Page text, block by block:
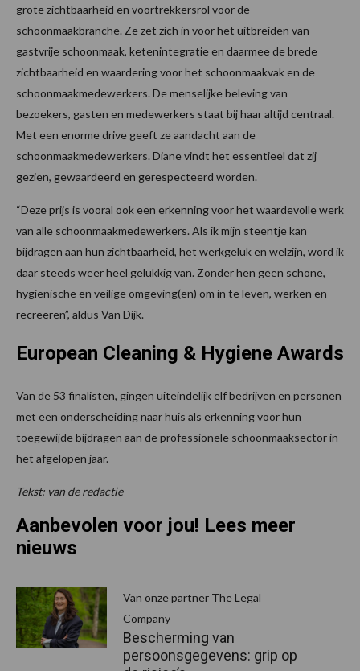
grote zichtbaarheid en voortrekkersrol voor de
schoonmaakbranche. Ze zet zich in voor het uitbreiden van
gastvrije schoonmaak, ketenintegratie en daarmee de brede
zichtbaarheid en waardering voor het schoonmaakvak en de
schoonmaakmedewerkers. De menselijke beleving van
bezoekers, gasten en medewerkers staat bij haar altijd centraal.
Met een enorme drive geeft ze aandacht aan de
schoonmaakmedewerkers. Diane vindt het essentieel dat zij
gezien, gewaardeerd en gerespecteerd worden.
“Deze prijs is vooral ook een erkenning voor het waardevolle werk
van alle schoonmaakmedewerkers. Als ik mijn steentje kan
bijdragen aan hun zichtbaarheid, het werkgeluk en welzijn, word ik
daar steeds weer heel gelukkig van. Zonder hen geen schone,
hygiënische en veilige omgeving(en) om in te leven, werken en
recreëren”, aldus Van Dijk.
European Cleaning & Hygiene Awards
Van de 53 finalisten, gingen uiteindelijk elf bedrijven en personen
met een onderscheiding naar huis als erkenning voor hun
toegewijde bijdragen aan de professionele schoonmaaksector in
het afgelopen jaar.
Tekst: van de redactie
Aanbevolen voor jou! Lees meer
nieuws
Van onze partner The Legal
Company
Bescherming van
persoonsgegevens: grip op